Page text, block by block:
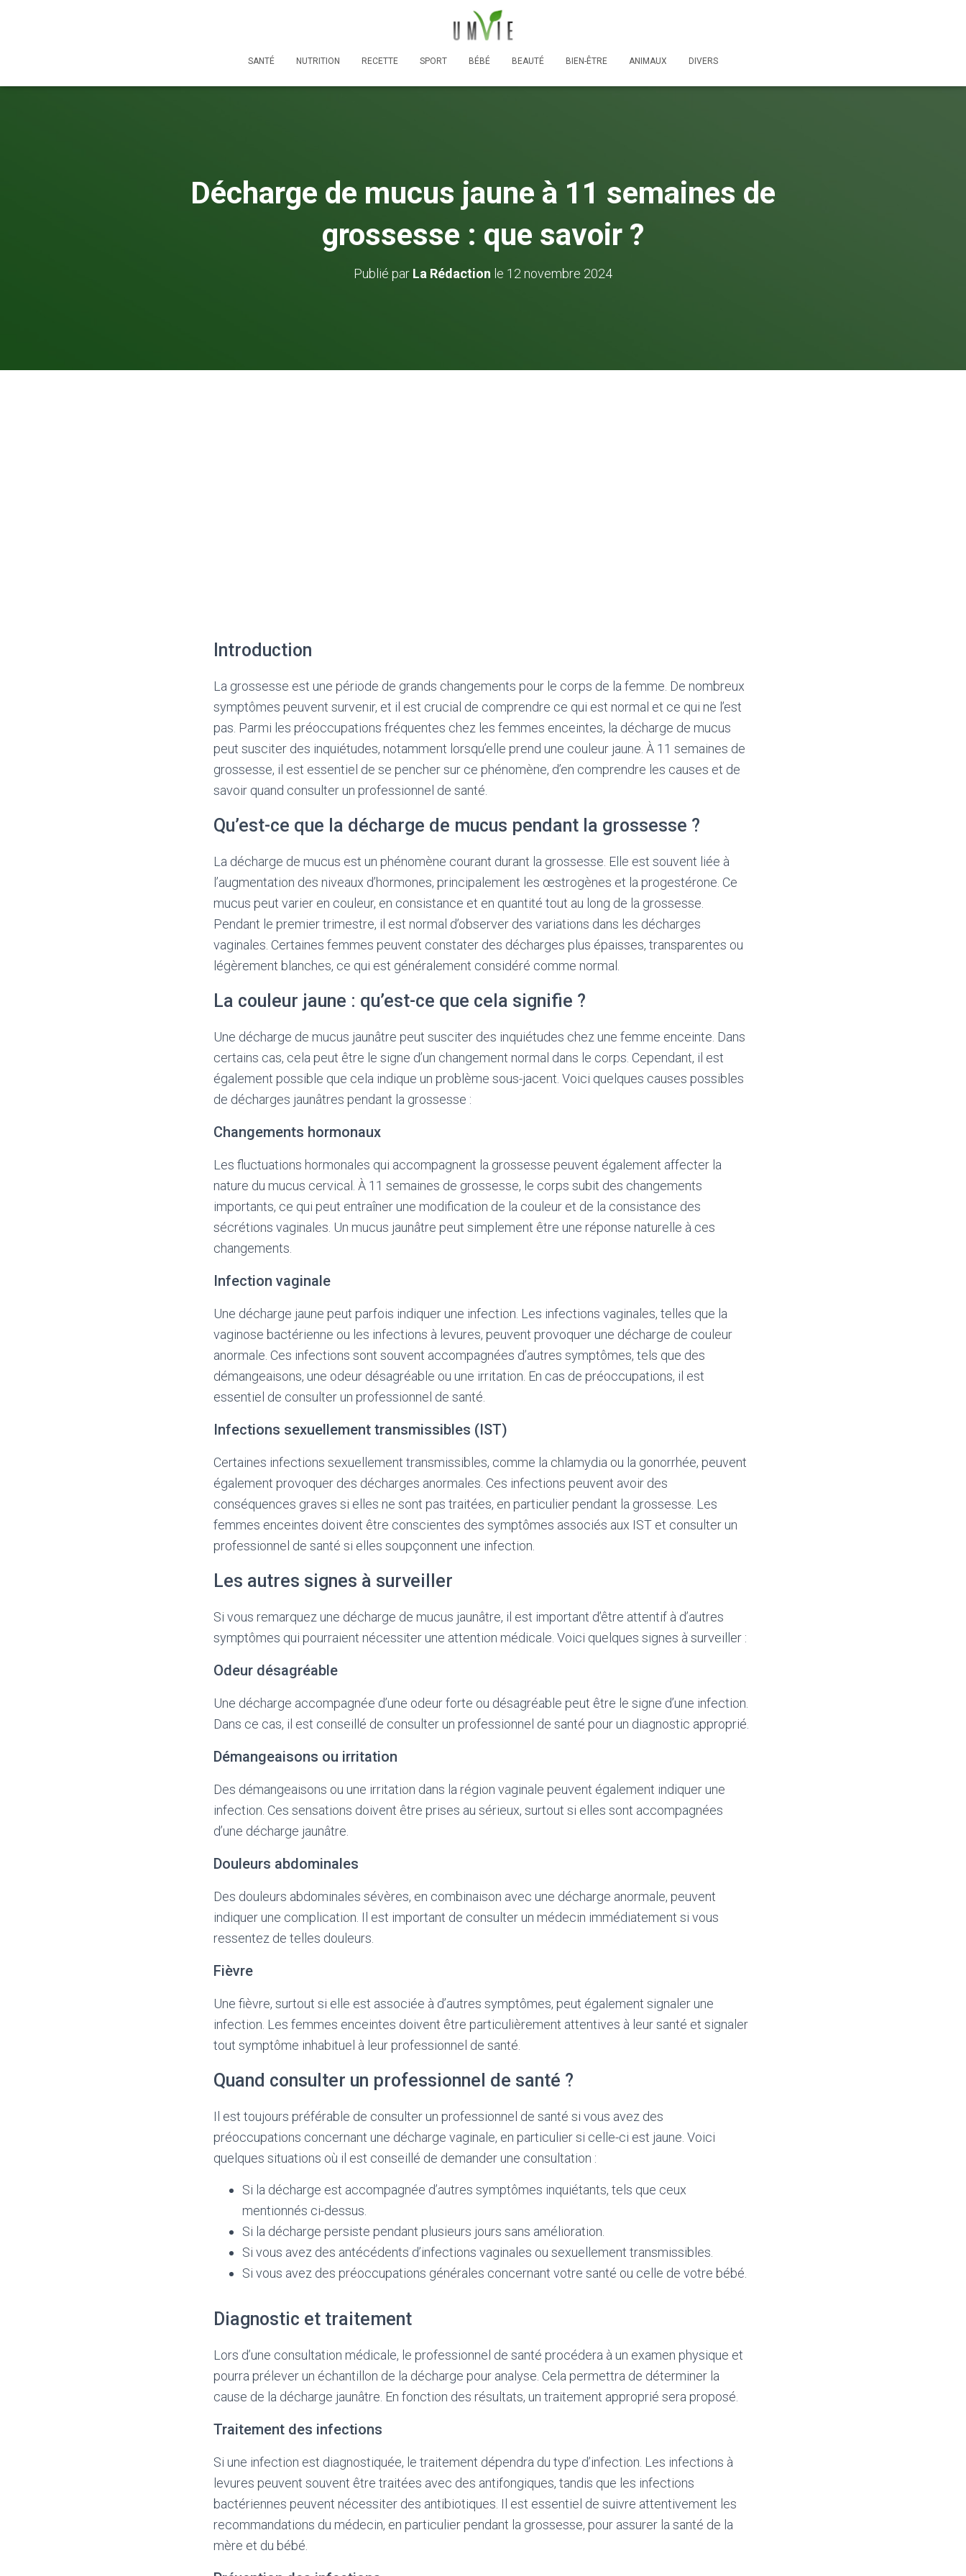
SANTÉ NUTRITION RECETTE SPORT BÉBÉ BEAUTÉ BIEN-ÊTRE ANIMAUX DIVERS
Décharge de mucus jaune à 11 semaines de
grossesse : que savoir ?
Publié par La Rédaction le 12 novembre 2024
Introduction
La grossesse est une période de grands changements pour le corps de la femme. De nombreux
symptômes peuvent survenir, et il est crucial de comprendre ce qui est normal et ce qui ne l’est
pas. Parmi les préoccupations fréquentes chez les femmes enceintes, la décharge de mucus
peut susciter des inquiétudes, notamment lorsqu’elle prend une couleur jaune. À 11 semaines de
grossesse, il est essentiel de se pencher sur ce phénomène, d’en comprendre les causes et de
savoir quand consulter un professionnel de santé.
Qu’est-ce que la décharge de mucus pendant la grossesse ?
La décharge de mucus est un phénomène courant durant la grossesse. Elle est souvent liée à
l’augmentation des niveaux d’hormones, principalement les œstrogènes et la progestérone. Ce
mucus peut varier en couleur, en consistance et en quantité tout au long de la grossesse.
Pendant le premier trimestre, il est normal d’observer des variations dans les décharges
vaginales. Certaines femmes peuvent constater des décharges plus épaisses, transparentes ou
légèrement blanches, ce qui est généralement considéré comme normal.
La couleur jaune : qu’est-ce que cela signifie ?
Une décharge de mucus jaunâtre peut susciter des inquiétudes chez une femme enceinte. Dans
certains cas, cela peut être le signe d’un changement normal dans le corps. Cependant, il est
également possible que cela indique un problème sous-jacent. Voici quelques causes possibles
de décharges jaunâtres pendant la grossesse :
Changements hormonaux
Les fluctuations hormonales qui accompagnent la grossesse peuvent également affecter la
nature du mucus cervical. À 11 semaines de grossesse, le corps subit des changements
importants, ce qui peut entraîner une modification de la couleur et de la consistance des
sécrétions vaginales. Un mucus jaunâtre peut simplement être une réponse naturelle à ces
changements.
Infection vaginale
Une décharge jaune peut parfois indiquer une infection. Les infections vaginales, telles que la
vaginose bactérienne ou les infections à levures, peuvent provoquer une décharge de couleur
anormale. Ces infections sont souvent accompagnées d’autres symptômes, tels que des
démangeaisons, une odeur désagréable ou une irritation. En cas de préoccupations, il est
essentiel de consulter un professionnel de santé.
Infections sexuellement transmissibles (IST)
Certaines infections sexuellement transmissibles, comme la chlamydia ou la gonorrhée, peuvent
également provoquer des décharges anormales. Ces infections peuvent avoir des
conséquences graves si elles ne sont pas traitées, en particulier pendant la grossesse. Les
femmes enceintes doivent être conscientes des symptômes associés aux IST et consulter un
professionnel de santé si elles soupçonnent une infection.
Les autres signes à surveiller
Si vous remarquez une décharge de mucus jaunâtre, il est important d’être attentif à d’autres
symptômes qui pourraient nécessiter une attention médicale. Voici quelques signes à surveiller :
Odeur désagréable
Une décharge accompagnée d’une odeur forte ou désagréable peut être le signe d’une infection.
Dans ce cas, il est conseillé de consulter un professionnel de santé pour un diagnostic approprié.
Démangeaisons ou irritation
Des démangeaisons ou une irritation dans la région vaginale peuvent également indiquer une
infection. Ces sensations doivent être prises au sérieux, surtout si elles sont accompagnées
d’une décharge jaunâtre.
Douleurs abdominales
Des douleurs abdominales sévères, en combinaison avec une décharge anormale, peuvent
indiquer une complication. Il est important de consulter un médecin immédiatement si vous
ressentez de telles douleurs.
Fièvre
Une fièvre, surtout si elle est associée à d’autres symptômes, peut également signaler une
infection. Les femmes enceintes doivent être particulièrement attentives à leur santé et signaler
tout symptôme inhabituel à leur professionnel de santé.
Quand consulter un professionnel de santé ?
Il est toujours préférable de consulter un professionnel de santé si vous avez des
préoccupations concernant une décharge vaginale, en particulier si celle-ci est jaune. Voici
quelques situations où il est conseillé de demander une consultation :
Si la décharge est accompagnée d’autres symptômes inquiétants, tels que ceux
mentionnés ci-dessus.
Si la décharge persiste pendant plusieurs jours sans amélioration.
Si vous avez des antécédents d’infections vaginales ou sexuellement transmissibles.
Si vous avez des préoccupations générales concernant votre santé ou celle de votre bébé.
Diagnostic et traitement
Lors d’une consultation médicale, le professionnel de santé procédera à un examen physique et
pourra prélever un échantillon de la décharge pour analyse. Cela permettra de déterminer la
cause de la décharge jaunâtre. En fonction des résultats, un traitement approprié sera proposé.
Traitement des infections
Si une infection est diagnostiquée, le traitement dépendra du type d’infection. Les infections à
levures peuvent souvent être traitées avec des antifongiques, tandis que les infections
bactériennes peuvent nécessiter des antibiotiques. Il est essentiel de suivre attentivement les
recommandations du médecin, en particulier pendant la grossesse, pour assurer la santé de la
mère et du bébé.